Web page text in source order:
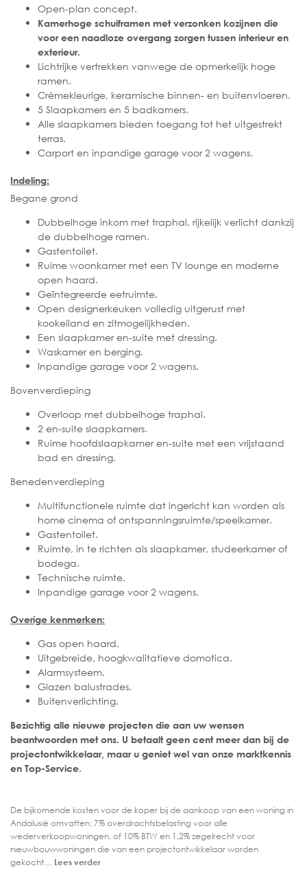
Open-plan concept.
Kamerhoge schuiframen met verzonken kozijnen die
voor een naadloze overgang zorgen tussen interieur en
exterieur.
Lichtrijke vertrekken vanwege de opmerkelijk hoge
ramen.
Crèmekleurige, keramische binnen- en buitenvloeren.
5 Slaapkamers en 5 badkamers.
Alle slaapkamers bieden toegang tot het uitgestrekt
terras.
Carport en inpandige garage voor 2 wagens.
Indeling:
Begane grond
Dubbelhoge inkom met traphal, rijkelijk verlicht dankzij
de dubbelhoge ramen.
Gastentoilet.
Ruime woonkamer met een TV lounge en moderne
open haard.
Geïntegreerde eetruimte.
Open designerkeuken volledig uitgerust met
kookeiland en zitmogelijkheden.
Een slaapkamer en-suite met dressing.
Waskamer en berging.
Inpandige garage voor 2 wagens.
Bovenverdieping
Overloop met dubbelhoge traphal.
2 en-suite slaapkamers.
Ruime hoofdslaapkamer en-suite met een vrijstaand
bad en dressing.
Benedenverdieping
Multifunctionele ruimte dat ingericht kan worden als
home cinema of ontspanningsruimte/speelkamer.
Gastentoilet.
Ruimte, in te richten als slaapkamer, studeerkamer of
bodega.
Technische ruimte.
Inpandige garage voor 2 wagens.
Overige kenmerken:
Gas open haard.
Uitgebreide, hoogkwalitatieve domotica.
Alarmsysteem.
Glazen balustrades.
Buitenverlichting.
Bezichtig alle nieuwe projecten die aan uw wensen
beantwoorden met ons. U betaalt geen cent meer dan bij de
projectontwikkelaar, maar u geniet wel van onze marktkennis
en Top-Service.
De bijkomende kosten voor de koper bij de aankoop van een woning in
Andalusië omvatten: 7% overdrachtsbelasting voor alle
wederverkoopwoningen, of 10% BTW en 1,2% zegelrecht voor
nieuwbouwwoningen die van een projectontwikkelaar worden
gekocht.... Lees verder